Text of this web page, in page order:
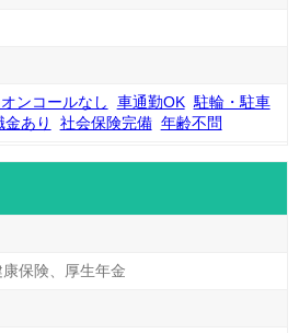
ンコールなし 車通勤OK 駐輪・駐車
金あり 社会保険完備 年齢不問
保険、厚生年金